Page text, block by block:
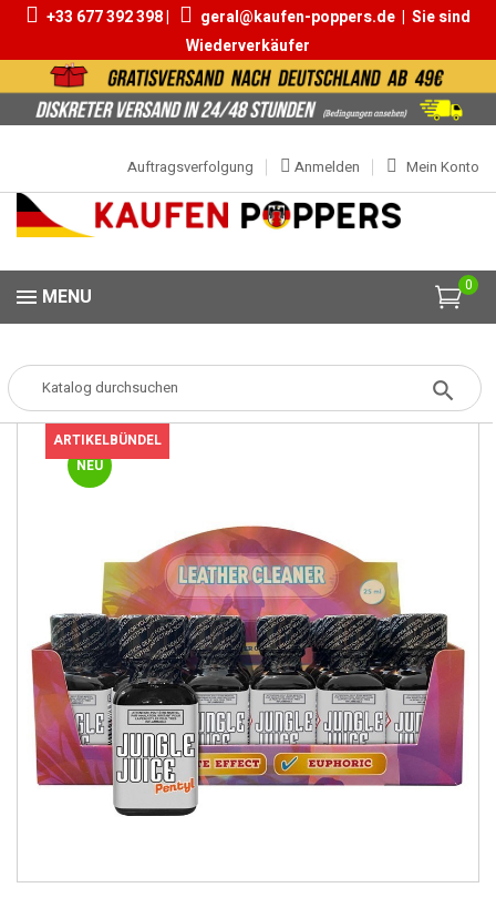
+33 677 392 398 | geral@kaufen-poppers.de | Sie sind
Wiederverkäufer
Mein Konto
Anmelden
Auftragsverfolgung
0
MENU
Popper Popper-Boxen Schachtel Jungle Juice Pentyl 25ml
NEU
ARTIKELBÜNDEL